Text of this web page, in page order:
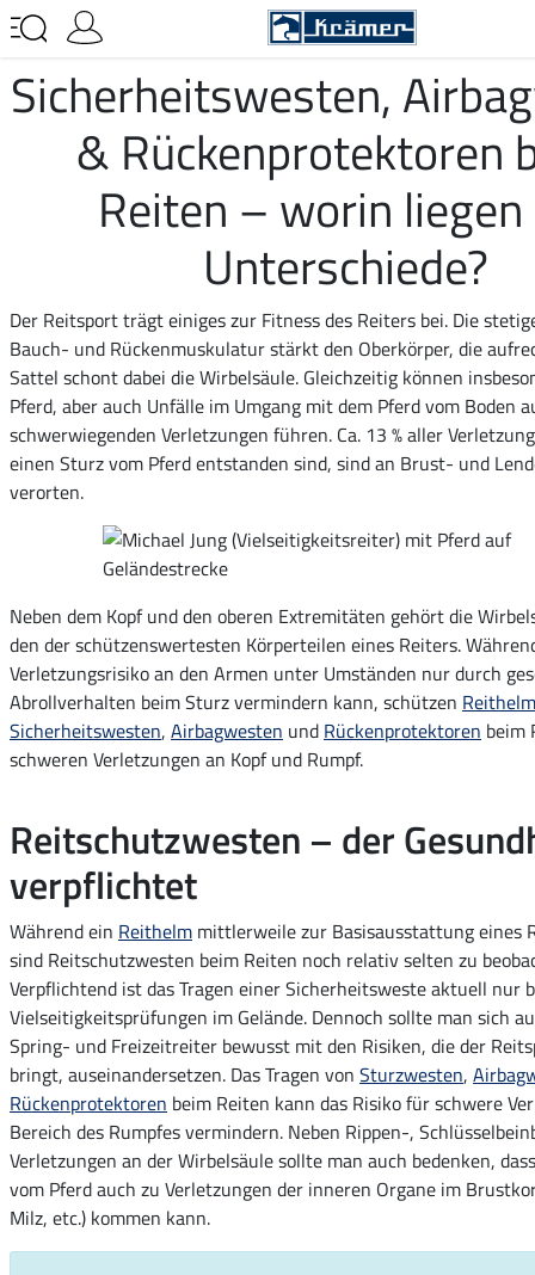
Sicherheitswesten,
& Rückenprotektoren
Reiten – worin
Unterschiede?
Der Reitsport trägt einiges zur Fitness des Reiters bei. Die
Bauch- und Rückenmuskulatur stärkt den Oberkörper, die
Sattel schont dabei die Wirbelsäule. Gleichzeitig können
Pferd, aber auch Unfälle im Umgang mit dem Pferd vom Boden
schwerwiegenden Verletzungen führen. Ca. 13 % aller
einen Sturz vom Pferd entstanden sind, sind an Brust- und
verorten.
Neben dem Kopf und den oberen Extremitäten gehört die
den der schützenswertesten Körperteilen eines Reiters.
Verletzungsrisiko an den Armen unter Umständen nur durch
Abrollverhalten beim Sturz vermindern kann, schützen
Sicherheitswesten, Airbagwesten und Rückenprotektoren beim
schweren Verletzungen an Kopf und Rumpf.
Reitschutzwesten – der
verpflichtet
Während ein Reithelm mittlerweile zur Basisausstattung eines
sind Reitschutzwesten beim Reiten noch relativ selten zu
Verpflichtend ist das Tragen einer Sicherheitsweste aktuell nur
Vielseitigkeitsprüfungen im Gelände. Dennoch sollte man sich
Spring- und Freizeitreiter bewusst mit den Risiken, die der
bringt, auseinandersetzen. Das Tragen von Sturzwesten,
Rückenprotektoren beim Reiten kann das Risiko für schwere
Bereich des Rumpfes vermindern. Neben Rippen-,
Verletzungen an der Wirbelsäule sollte man auch bedenken,
vom Pferd auch zu Verletzungen der inneren Organe im
Milz, etc.) kommen kann.